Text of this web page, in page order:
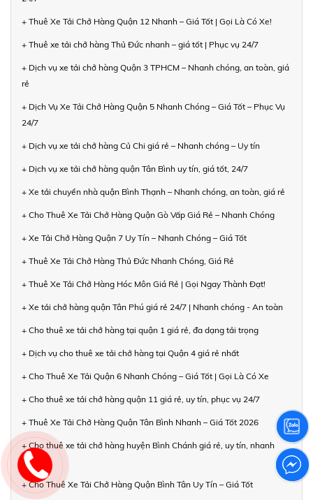
+ Thuê Xe Tải Chở Hàng Quận 12 Nhanh – Giá Tốt | Gọi Là Có Xe!
+ Thuê xe tải chở hàng Thủ Đức nhanh – giá tốt | Phục vụ 24/7
+ Dịch vụ xe tải chở hàng Quận 3 TPHCM – Nhanh chóng, an toàn, giá
rẻ
+ Dịch Vụ Xe Tải Chở Hàng Quận 5 Nhanh Chóng – Giá Tốt – Phục Vụ
24/7
+ Dịch vụ xe tải chở hàng Củ Chi giá rẻ – Nhanh chóng – Uy tín
+ Dịch vụ xe tải chở hàng quận Tân Bình uy tín, giá tốt, 24/7
+ Xe tải chuyển nhà quận Bình Thạnh – Nhanh chóng, an toàn, giá rẻ
+ Cho Thuê Xe Tải Chở Hàng Quận Gò Vấp Giá Rẻ – Nhanh Chóng
+ Xe Tải Chở Hàng Quận 7 Uy Tín – Nhanh Chóng – Giá Tốt
+ Thuê Xe Tải Chở Hàng Thủ Đức Nhanh Chóng, Giá Rẻ
+ Thuê Xe Tải Chở Hàng Hóc Môn Giá Rẻ | Gọi Ngay Thành Đạt!
+ Xe tải chở hàng quận Tân Phú giá rẻ 24/7 | Nhanh chóng - An toàn
+ Cho thuê xe tải chở hàng tại quận 1 giá rẻ, đa dạng tải trọng
+ Dịch vụ cho thuê xe tải chở hàng tại Quận 4 giá rẻ nhất
+ Cho Thuê Xe Tải Quận 6 Nhanh Chóng – Giá Tốt | Gọi Là Có Xe
+ Cho thuê xe tải chở hàng quận 11 giá rẻ, uy tín, phục vụ 24/7
+ Thuê Xe Tải Chở Hàng Quận Tân Bình Nhanh – Giá Tốt 2026
+ Cho thuê xe tải chở hàng huyện Bình Chánh giá rẻ, uy tín, nhanh
chóng
+ Cho Thuê Xe Tải Chở Hàng Quận Bình Tân Uy Tín – Giá Tốt